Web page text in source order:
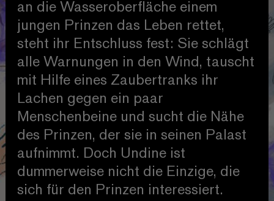
an die Wasseroberfläche einem
jungen Prinzen das Leben rettet,
steht ihr Entschluss fest: Sie schlägt
alle Warnungen in den Wind, tauscht
mit Hilfe eines Zaubertranks ihr
Lachen gegen ein paar
Menschenbeine und sucht die Nähe
des Prinzen, der sie in seinen Palast
aufnimmt. Doch Undine ist
dummerweise nicht die Einzige, die
sich für den Prinzen interessiert.